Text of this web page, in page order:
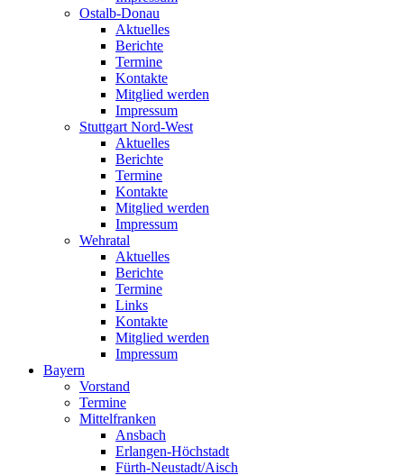
Ostalb-Donau
Aktuelles
Berichte
Termine
Kontakte
Mitglied werden
Impressum
Stuttgart Nord-West
Aktuelles
Berichte
Termine
Kontakte
Mitglied werden
Impressum
Wehratal
Aktuelles
Berichte
Termine
Links
Kontakte
Mitglied werden
Impressum
Bayern
Vorstand
Termine
Mittelfranken
Ansbach
Erlangen-Höchstadt
Fürth-Neustadt/Aisch